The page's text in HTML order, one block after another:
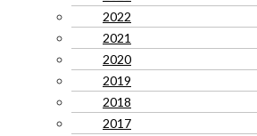
2022
2021
2020
2019
2018
2017